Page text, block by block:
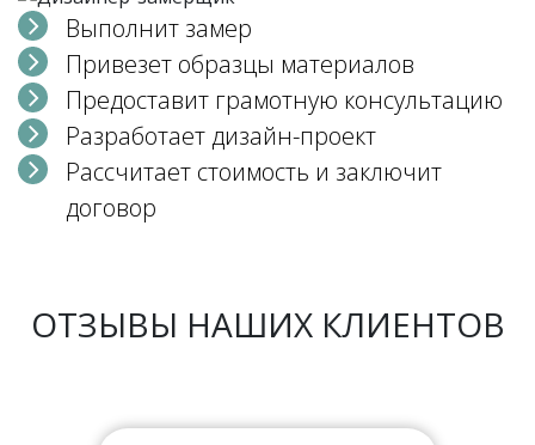
Выполнит замер
Привезет образцы материалов
Предоставит грамотную консультацию
Разработает дизайн-проект
Рассчитает стоимость и заключит
договор
ОТЗЫВЫ НАШИХ КЛИЕНТОВ